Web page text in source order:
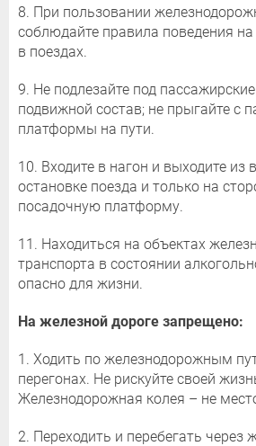
8. При пользовании
соблюдайте правила поведения на
в поездах.
9. Не подлезайте под
подвижной состав; не прыгайте с
платформы на пути.
10. Входите в нагон и выходите из
остановке поезда и только на
посадочную платформу.
11. Находиться на объектах
транспорта в состоянии
опасно для жизни.
На железной дороге запрещено:
1. Ходить по железнодорожным
перегонах. Не рискуйте своей
Железнодорожная колея – не
2. Переходить и перебегать через